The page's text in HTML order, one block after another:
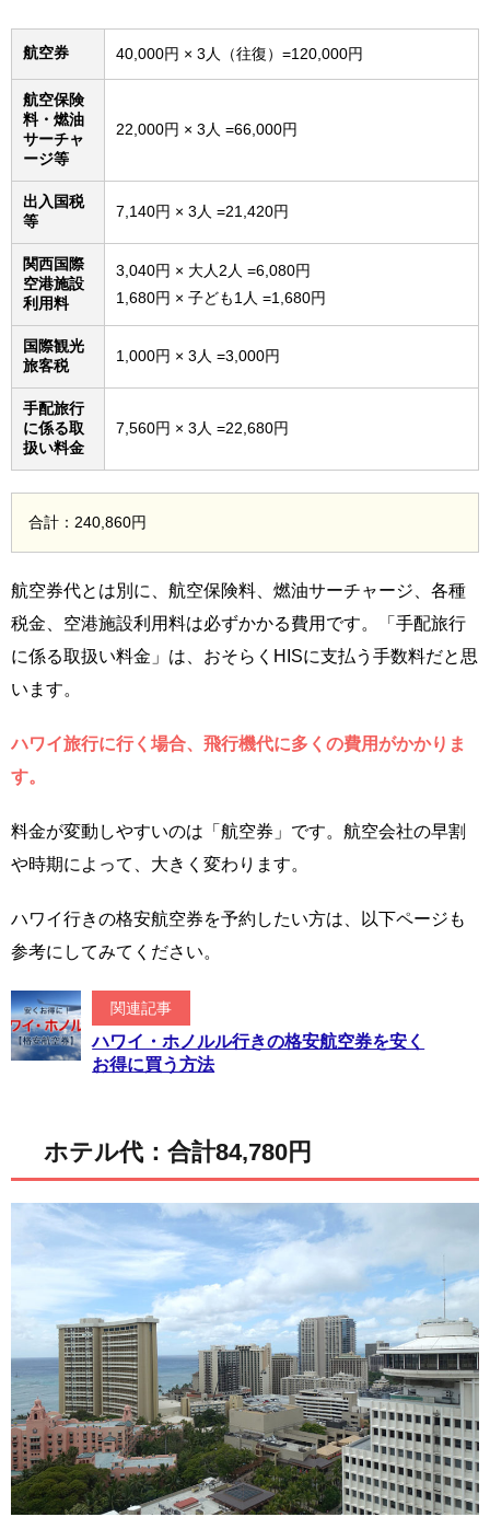
航空券 40,000円 × 3人（往復）=120,000円
航空保険
料・燃油
サーチャ
ージ等
22,000円 × 3人 =66,000円
出入国税
等
7,140円 × 3人 =21,420円
関西国際
空港施設
利用料
3,040円 × 大人2人 =6,080円
1,680円 × 子ども1人 =1,680円
国際観光
旅客税
1,000円 × 3人 =3,000円
手配旅行
に係る取
扱い料金
7,560円 × 3人 =22,680円
合計：240,860円
航空券代とは別に、航空保険料、燃油サーチャージ、各種
税金、空港施設利用料は必ずかかる費用です。「手配旅行
に係る取扱い料金」は、おそらくHISに支払う手数料だと思
います。
ハワイ旅行に行く場合、飛行機代に多くの費用がかかりま
す。
料金が変動しやすいのは「航空券」です。航空会社の早割
や時期によって、大きく変わります。
ハワイ行きの格安航空券を予約したい方は、以下ページも
参考にしてみてください。
関連記事
ハワイ・ホノルル行きの格安航空券を安く
お得に買う方法
ホテル代：合計84,780円